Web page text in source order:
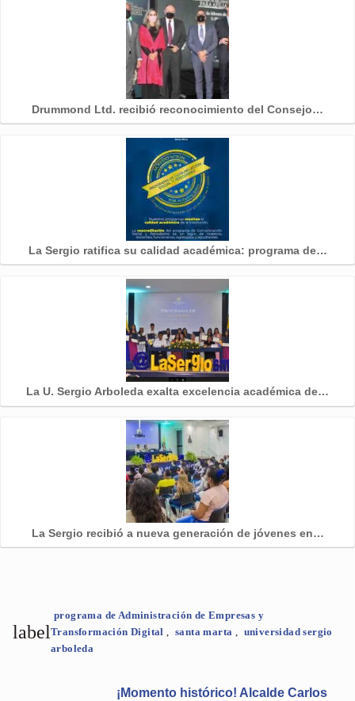
Drummond Ltd. recibió reconocimiento del Consejo…
La Sergio ratifica su calidad académica: programa de…
La U. Sergio Arboleda exalta excelencia académica de…
La Sergio recibió a nueva generación de jóvenes en…
label
programa de Administración de Empresas y
Transformación Digital, santa marta , universidad sergio
arboleda
¡Momento histórico! Alcalde Carlos